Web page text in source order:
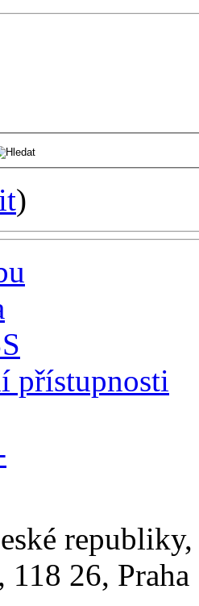
)
přístupnosti
118 26,